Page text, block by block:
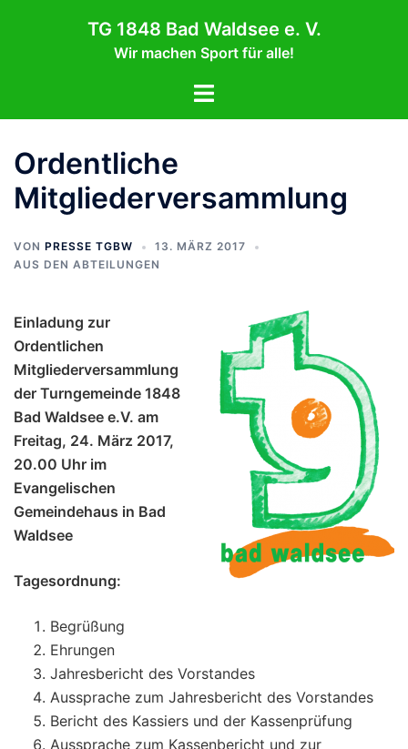
TG 1848 Bad Waldsee e. V.
Wir machen Sport für alle!
Menü
Ordentliche
Mitgliederversammlung
VON PRESSE TGBW
13. MÄRZ 2017
AUS DEN ABTEILUNGEN
Einladung zur
Ordentlichen
Mitgliederversammlung
der Turngemeinde 1848
Bad Waldsee e.V. am
Freitag, 24. März 2017,
20.00 Uhr im
Evangelischen
Gemeindehaus in Bad
Waldsee
Tagesordnung:
Begrüßung
Ehrungen
Jahresbericht des Vorstandes
Aussprache zum Jahresbericht des Vorstandes
Bericht des Kassiers und der Kassenprüfung
Aussprache zum Kassenbericht und zur